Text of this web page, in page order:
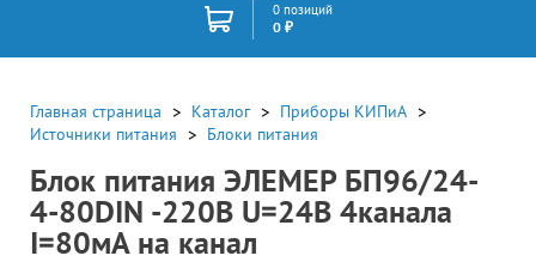
0 позиций
0 ₽
Главная страница Каталог
Приборы КИПиА
Источники питания
Блоки питания
Блок питания ЭЛЕМЕР БП96/24-
4-80DIN -220В U=24В 4канала
I=80мА на канал